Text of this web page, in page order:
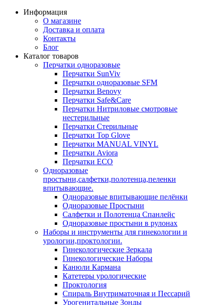
Информация
О магазине
Доставка и оплата
Контакты
Блог
Каталог товаров
Перчатки одноразовые
Перчатки SunViv
Перчатки одноразовые SFM
Перчатки Benovy
Перчатки Safe&Care
Перчатки Нитриловые смотровые
нестерильные
Перчатки Стерильные
Перчатки Top Glove
Перчатки MANUAL VINYL
Перчатки Aviora
Перчатки ECO
Одноразовые
простыни,салфетки,полотенца,пеленки
впитывающие.
Одноразовые впитывающие пелёнки
Одноразовые Простыни
Салфетки и Полотенца Спанлейс
Одноразовые простыни в рулонах
Наборы и инструменты для гинекологии и
урологии,проктологии.
Гинекологические Зеркала
Гинекологические Наборы
Канюли Кармана
Катетеры урологические
Проктология
Спираль Внутриматочная и Пессарий
Урогенитальные Зонды